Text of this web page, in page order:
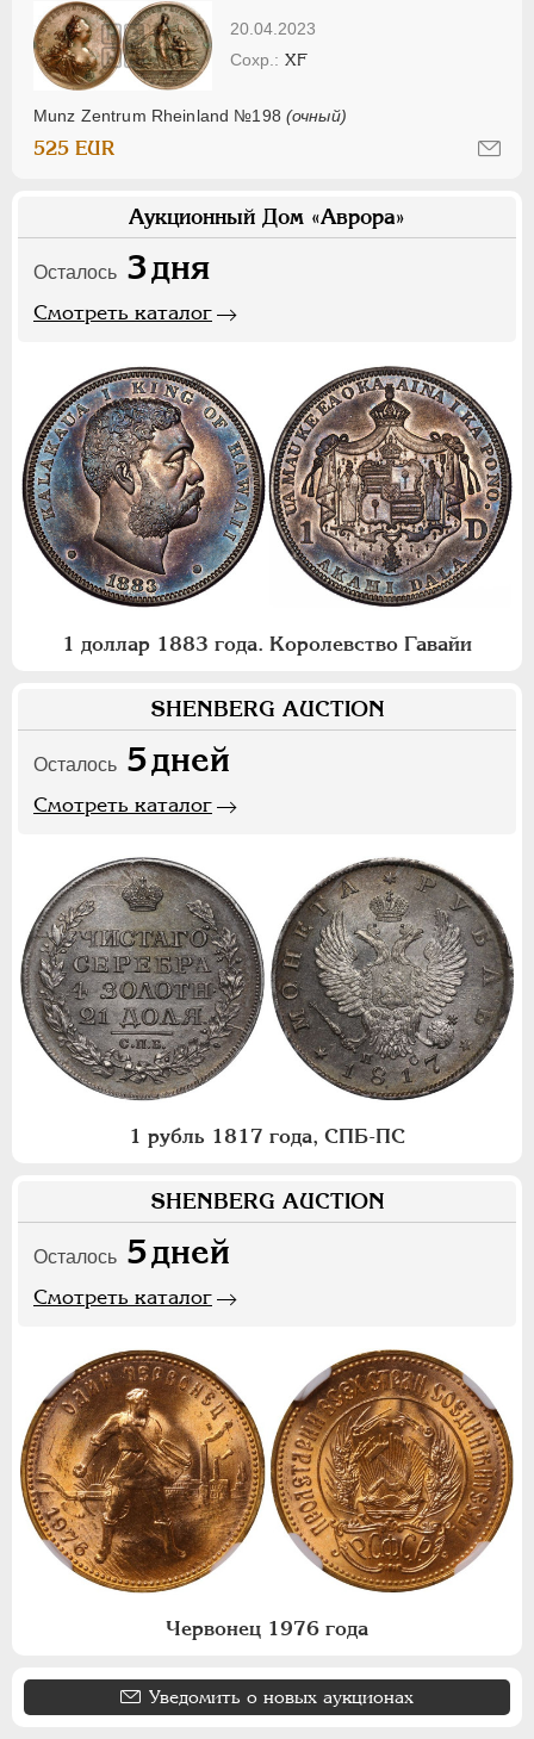
20.04.2023
Munz Zentrum Rheinland №198 (очный)
XF
525 EUR
Аукционный Дом «Аврора»
Осталось 3дня
Смотреть каталог
1 доллар 1883 года. Королевство Гавайи
SHENBERG AUCTION
Осталось 5дней
Смотреть каталог
1 рубль 1817 года, СПБ-ПС
SHENBERG AUCTION
Осталось 5дней
Смотреть каталог
Червонец 1976 года
Уведомить о новых аукционах